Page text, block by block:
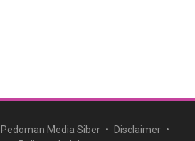
Pedoman Media Siber
Disclaimer